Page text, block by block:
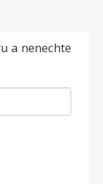
a nenechte